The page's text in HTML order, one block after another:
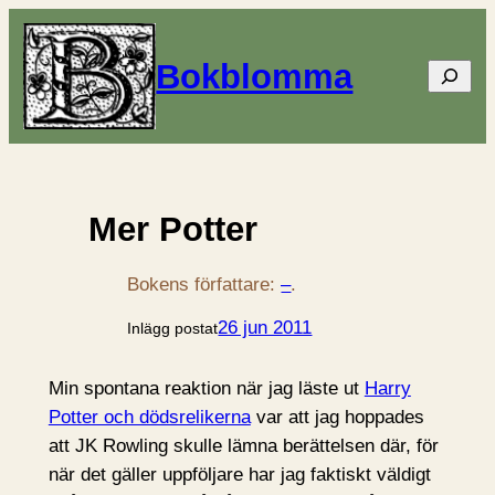
Bokblomma Sök
Mer Potter
Bokens författare:–.
Inlägg postat26 jun 2011
Min spontana reaktion när jag läste ut Harry
Potter och dödsrelikernavar att jag hoppades
att JK Rowling skulle lämna berättelsen där, för
när det gäller uppföljare har jag faktiskt väldigt